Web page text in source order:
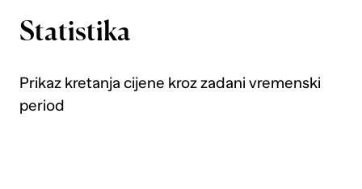
Statistika
Prikaz kretanja cijene kroz zadani vremenski
period